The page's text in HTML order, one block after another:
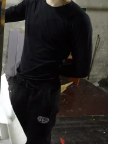
ТАБЛИЧКИ
Подробней
из мета,
стекла